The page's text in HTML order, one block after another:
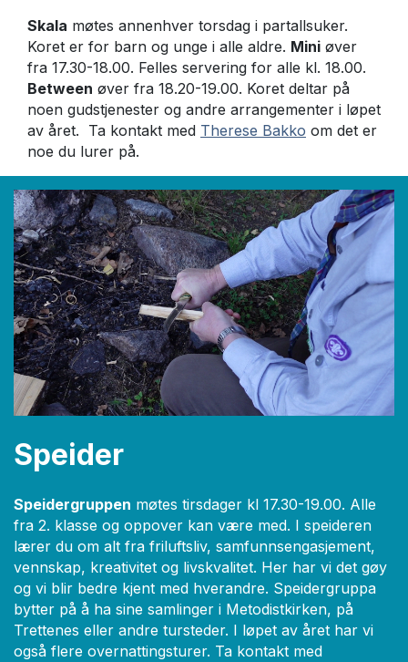
Skala møtes annenhver torsdag i partallsuker.
Koret er for barn og unge i alle aldre. Mini øver
fra 17.30-18.00. Felles servering for alle kl. 18.00.
Between øver fra 18.20-19.00. Koret deltar på
noen gudstjenester og andre arrangementer i løpet
av året. Ta kontakt med Therese Bakko om det er
noe du lurer på.
Speider
Speidergruppen møtes tirsdager kl 17.30-19.00. Alle
fra 2. klasse og oppover kan være med. I speideren
lærer du om alt fra friluftsliv, samfunnsengasjement,
vennskap, kreativitet og livskvalitet. Her har vi det gøy
og vi blir bedre kjent med hverandre. Speidergruppa
bytter på å ha sine samlinger i Metodistkirken, på
Trettenes eller andre tursteder. I løpet av året har vi
også flere overnattingsturer. Ta kontakt med